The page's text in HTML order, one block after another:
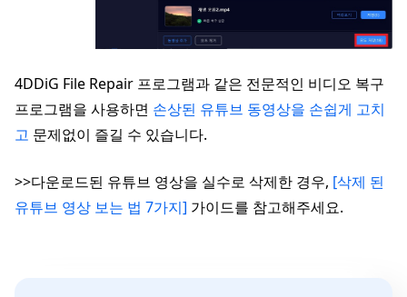
4DDiG File Repair 프로그램과 같은 전문적인 비디오 복구
프로그램을 사용하면 손상된 유튜브 동영상을 손쉽게 고치
고 문제없이 즐길 수 있습니다.
>>다운로드된 유튜브 영상을 실수로 삭제한 경우, [삭제 된
유튜브 영상 보는 법 7가지] 가이드를 참고해주세요.